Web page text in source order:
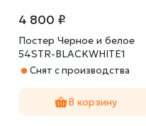
4 800 ₽
Постер Черное и белое
54STR-BLACKWHITE1
Снят с производства
В корзину